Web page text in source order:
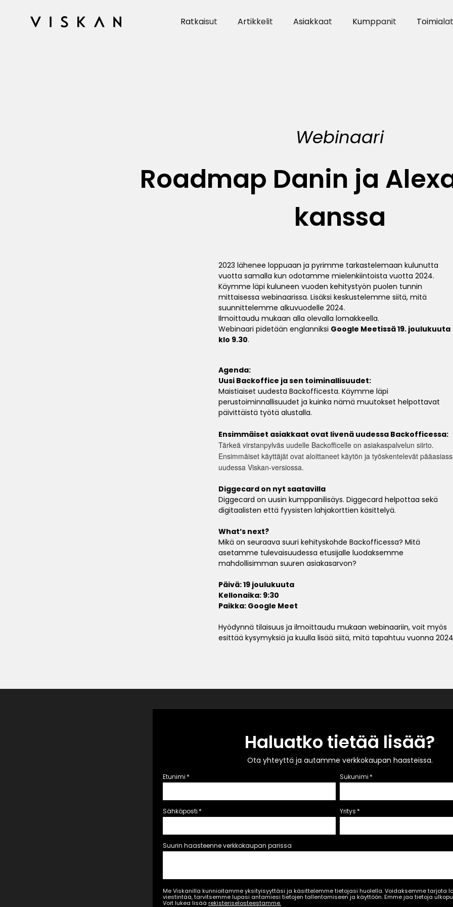
Ratkaisut Artikkelit Asiakkaat Kumppanit Toimialat
Webinaari
Roadmap Danin ja
kanssa
2023 lähenee loppuaan ja pyrimme tarkastelemaan kulunutta
vuotta samalla kun odotamme mielenkiintoista vuotta 2024.
Käymme läpi kuluneen vuoden kehitystyön puolen tunnin
mittaisessa webinaarissa. Lisäksi keskustelemme siitä, mitä
suunnittelemme alkuvuodelle 2024.
Ilmoittaudu mukaan alla olevalla lomakkeella.
Webinaari pidetään englanniksi Google Meetissä 19. joulukuuta
klo 9.30.
Agenda:
Uusi Backoffice ja sen toiminallisuudet:
Maistiaiset uudesta Backofficesta. Käymme läpi
perustoiminnallisuudet ja kuinka nämä muutokset helpottavat
päivittäistä työtä alustalla.
Ensimmäiset asiakkaat ovat livenä uudessa Backofficessa:
Tärkeä virstanpylväs uudelle Backofficelle on asiakaspalvelun siirto.
Ensimmäiset käyttäjät ovat aloittaneet käytön ja työskentelevät
uudessa Viskan-versiossa.
Diggecard on nyt saatavilla
Diggecard on uusin kumppanilisäys. Diggecard helpottaa sekä
digitaalisten että fyysisten lahjakorttien käsittelyä.
What’s next?
Mikä on seuraava suuri kehityskohde Backofficessa? Mitä
asetamme tulevaisuudessa etusijalle luodaksemme
mahdollisimman suuren asiakasarvon?
Päivä: 19 joulukuuta
Kellonaika: 9:30
Paikka: Google Meet
Hyödynnä tilaisuus ja ilmoittaudu mukaan webinaariin, voit myös
esittää kysymyksiä ja kuulla lisää siitä, mitä tapahtuu vuonna
Haluatko tietää lisää?
Ota yhteyttä ja autamme verkkokaupan haasteissa.
Etunimi * Sukunimi *
Sähköposti * Yritys *
Suurin haasteenne verkkokaupan parissa
Me Viskanilla kunnioitamme yksityisyyttäsi ja käsittelemme tietojasi huolella. Voidaksemme tarjota
viestintää, tarvitsemme lupasi antamiesi tietojen tallentamiseen ja käyttöön. Emme jaa tietoja
Voit lukea lisää rekisteriselosteestamme.